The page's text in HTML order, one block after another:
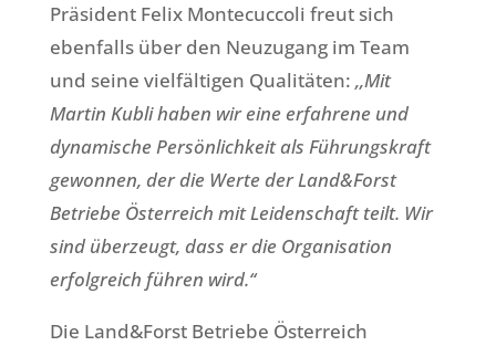
Präsident Felix Montecuccoli freut sich
ebenfalls über den Neuzugang im Team
und seine vielfältigen Qualitäten: ‚‚Mit
Martin Kubli haben wir eine erfahrene und
dynamische Persönlichkeit als Führungskraft
gewonnen, der die Werte der Land&Forst
Betriebe Österreich mit Leidenschaft teilt. Wir
sind überzeugt, dass er die Organisation
erfolgreich führen wird.‘‘
Die Land&Forst Betriebe Österreich